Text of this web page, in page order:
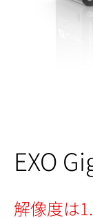
EXO
解像度は